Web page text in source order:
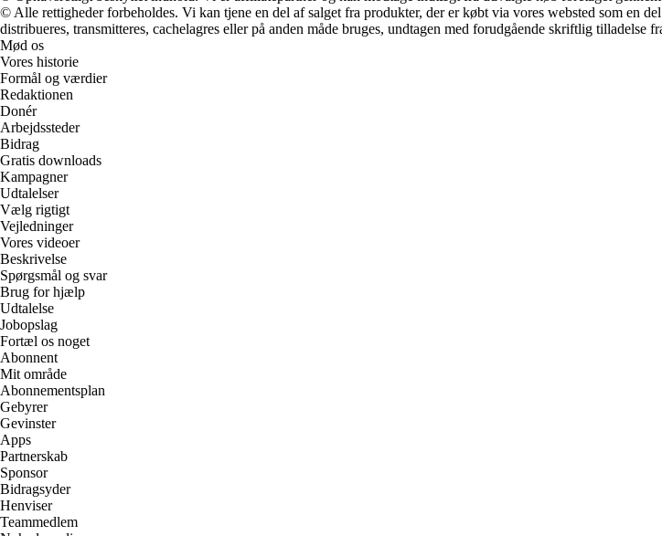
© Alle rettigheder forbeholdes. Vi kan tjene en del af salget fra produkter, der er købt via vores websted som en
distribueres, transmitteres, cachelagres eller på anden måde bruges, undtagen med forudgående skriftlig tilladelse
Mød os
Vores historie
Formål og værdier
Redaktionen
Donér
Arbejdssteder
Bidrag
Gratis downloads
Kampagner
Udtalelser
Vælg rigtigt
Vejledninger
Vores videoer
Beskrivelse
Spørgsmål og svar
Brug for hjælp
Udtalelse
Jobopslag
Fortæl os noget
Abonnent
Mit område
Abonnementsplan
Gebyrer
Gevinster
Apps
Partnerskab
Sponsor
Bidragsyder
Henviser
Teammedlem